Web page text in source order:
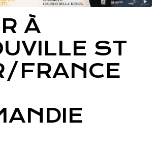
À
ST
FRANCE